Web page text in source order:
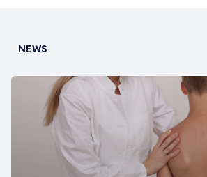
NEWS